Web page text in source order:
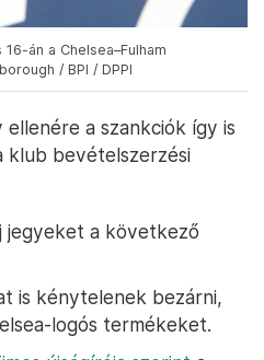
án a Chelsea–Fulham
/ BPI / DPPI
a szankciók így is
klub bevételszerzési
jegyeket a következő
is kénytelenek bezárni,
logós termékeket.